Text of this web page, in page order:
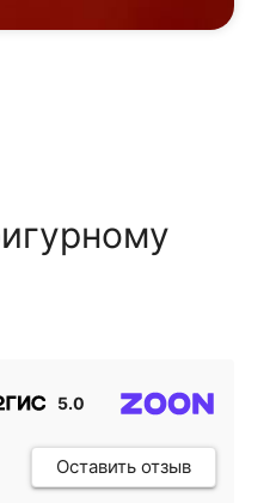
5.0
Оставить отзыв